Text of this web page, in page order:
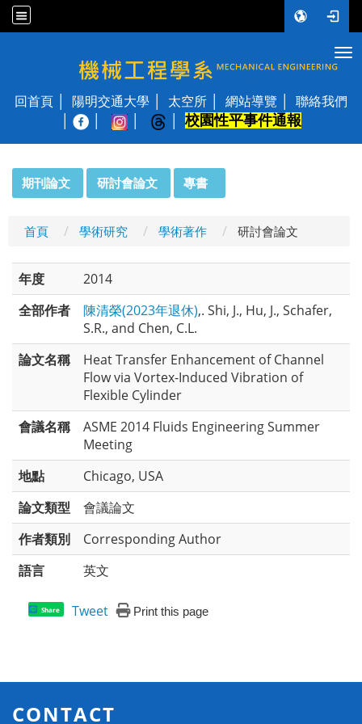
國立陽明交通大學 機械工程學系
回首頁 陽明交通大學 太空所 網站導覽
聯絡我們
校園性平事件通報
期刊論文 研討會論文 專書
首頁 學術研究 學術著作 研討會論文
年度
2014
全部作者
陳清榮(2023年退休),. Shi, J., Hu, J., Schafer,
S.R., and Chen, C.L.
論文名稱
Heat Transfer Enhancement of Channel
Flow via Vortex-Induced Vibration of
Flexible Cylinder
會議名稱
ASME 2014 Fluids Engineering Summer
Meeting
地點
Chicago, USA
論文類型
會議論文
作者類別
Corresponding Author
語言
英文
Share Tweet Print this page
CONTACT